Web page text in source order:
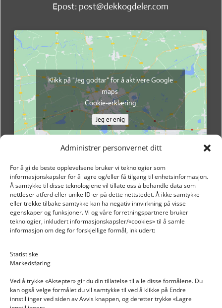
Administrer personvernet ditt
For å gi de beste opplevelsene bruker vi teknologier som
informasjonskapsler for å lagre og/eller få tilgang til enhetsinformasjon.
Å samtykke til disse teknologiene vil tillate oss å behandle data som
nettleser atferd eller unike ID-er på dette nettstedet. Å ikke samtykke
eller trekke tilbake samtykke kan ha negativ innvirkning på visse
egenskaper og funksjoner. Vi og våre forretningspartnere bruker
teknologier, inkludert informasjonskapsler/«cookies» til å samle
informasjon om deg for forskjellige formål, inkludert:
Statistiske
Markedsføring
Ved å trykke «Aksepter» gir du din tillatelse til alle disse formålene. Du
kan også velge formålet du vil samtykke til ved å klikke på Endre
innstillinger ved siden av Avvis knappen, og deretter trykke «Lagre
Epost: post@dekkogdeler.com
Klikk på "Jeg godtar" for å aktivere Google
maps
Cookie-erklæring
Jeg er enig